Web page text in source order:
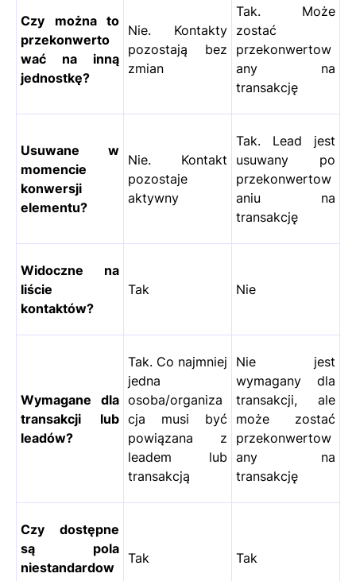
Czy można to
przekonwerto
wać na inną
jednostkę?
Nie. Kontakty
pozostają bez
zmian
Tak. Może
zostać
przekonwertow
any na
transakcję
Usuwane w
momencie
konwersji
elementu?
Nie. Kontakt
pozostaje
aktywny
Tak. Lead jest
usuwany po
przekonwertow
aniu na
transakcję
Widoczne na
liście
kontaktów?
Tak Nie
Wymagane dla
transakcji lub
leadów?
Tak. Co najmniej
jedna
osoba/organiza
cja musi być
powiązana z
leadem lub
transakcją
Nie jest
wymagany dla
transakcji, ale
może zostać
przekonwertow
any na
transakcję
Czy dostępne
są pola
niestandardow
Tak Tak